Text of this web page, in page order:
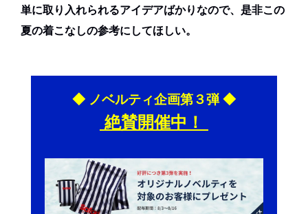
単に取り入れられるアイデアばかりなので、是非この
夏の着こなしの参考にしてほしい。
◆ ノベルティ企画第３弾 ◆
絶賛開催中！